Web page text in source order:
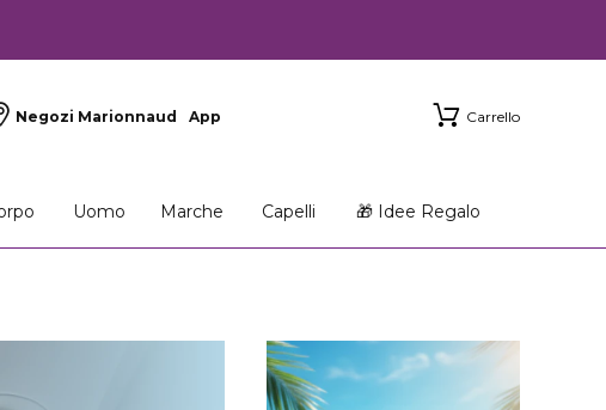
Negozi Marionnaud App Carrello
Uomo Marche Capelli 🎁 Idee Regalo